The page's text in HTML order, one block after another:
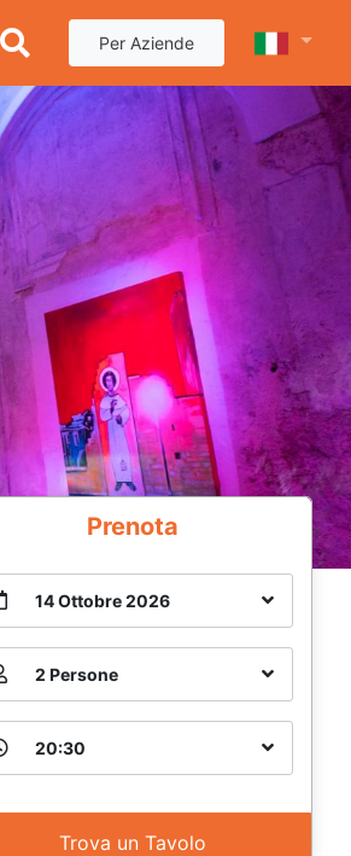
Per Aziende
Prenota
14 Ottobre 2026
2 Persone
20:30
Trova un Tavolo